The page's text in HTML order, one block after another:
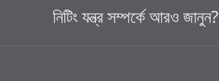
নিটিং যন্ত্র সম্পর্কে আরও জানুন?